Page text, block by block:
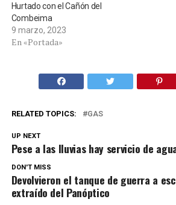
Hurtado con el Cañón del
Combeima
9 marzo, 2023
En «Portada»
RELATED TOPICS: GAS
UP NEXT
Pese a las lluvias hay servicio de
DON'T MISS
Devolvieron el tanque de guerra a
extraído del Panóptico